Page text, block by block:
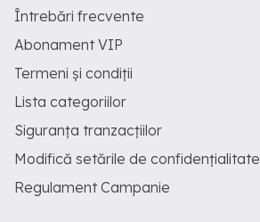
Întrebări frecvente
Abonament VIP
Termeni și condiții
Lista categoriilor
Siguranța tranzacțiilor
Modifică setările de confidențialitate
Regulament Campanie